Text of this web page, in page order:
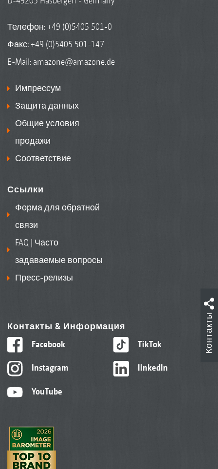
Телефон:+49 (0)5405 501-0
Факс: +49 (0)5405 501-147
E-Mail: amazone@amazone.de
Импрессум
Защита данных
Общие условия
продажи
Соответствие
Ссылки
Форма для обратной
связи
FAQ | Часто
задаваемые вопросы
Пресс-релизы
Контакты & Информация
Facebook
Instagram
YouTube
TikTok
linkedIn
Контакты